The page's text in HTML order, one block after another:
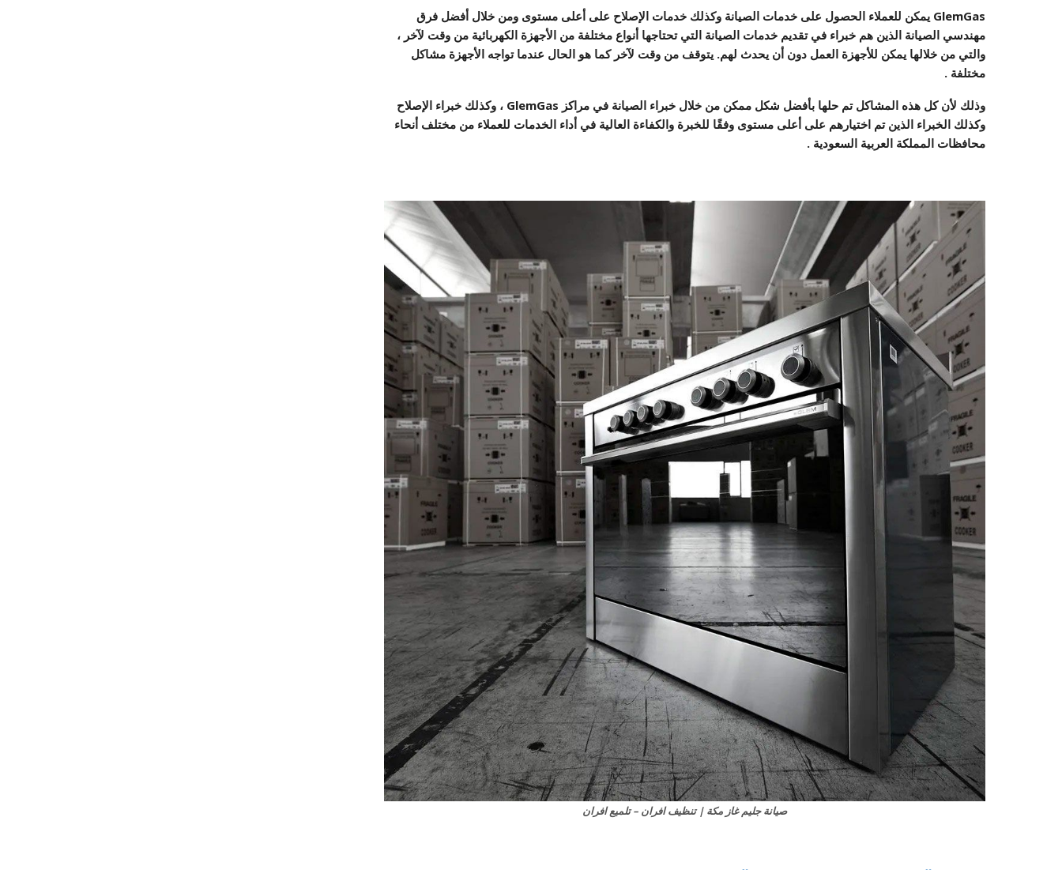
GlemGas يمكن للعملاء الحصول على خدمات الصيانة وكذلك خدمات الإصلاح على أعلى مستوى ومن خلال أفضل فرق
مهندسي الصيانة الذين هم خبراء في تقديم خدمات الصيانة التي تحتاجها أنواع مختلفة من الأجهزة الكهربائية من وقت لآخر ،
والتي من خلالها يمكن للأجهزة العمل دون أن يحدث لهم. يتوقف من وقت لآخر كما هو الحال عندما تواجه الأجهزة مشاكل
مختلفة .
وذلك لأن كل هذه المشاكل تم حلها بأفضل شكل ممكن من خلال خبراء الصيانة في مراكز GlemGas ، وكذلك خبراء الإصلاح
وكذلك الخبراء الذين تم اختيارهم على أعلى مستوى وفقًا للخبرة والكفاءة العالية في أداء الخدمات للعملاء من مختلف أنحاء
محافظات المملكة العربية السعودية .
صيانة جليم غاز مكة | تنظيف افران – تلميع افران